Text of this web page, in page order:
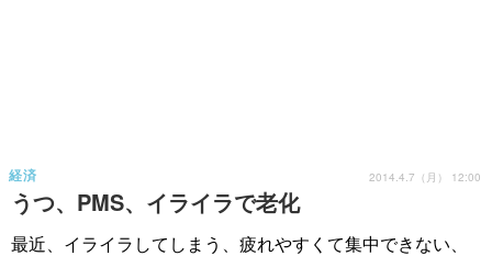
うつ、PMS、イライラで老化
経済 2014.4.7（月） 12:00
最近、イライラしてしまう、疲れやすくて集中できない、